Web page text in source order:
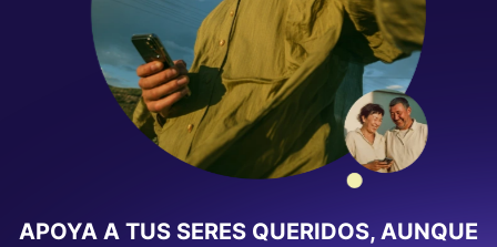
APOYA A TUS SERES QUERIDOS, AUNQUE